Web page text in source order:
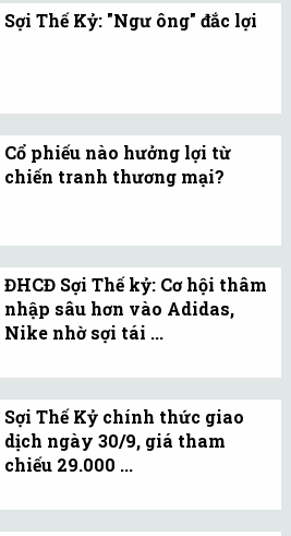
trong năm 2019.
Sợi Thế Kỷ: "Ngư ông" đắc lợi
quốc tế mà đơn hàng tăng
trưởng liên tục.
Cổ phiếu nào hưởng lợi từ
chiến tranh thương mại?
công nghiệp, dịch vụ
hàng hóa sân bay, dệt
may, cá tra được cho là
ĐHCĐ Sợi Thế kỷ: Cơ hội thâm
nhập sâu hơn vào Adidas,
Nike nhờ sợi tái ...
sách tăng tỷ lệ sản phẩm
sợi tái chế vì tính chất
trường.
Sợi Thế Kỷ chính thức giao
dịch ngày 30/9, giá tham
chiếu 29.000 ...